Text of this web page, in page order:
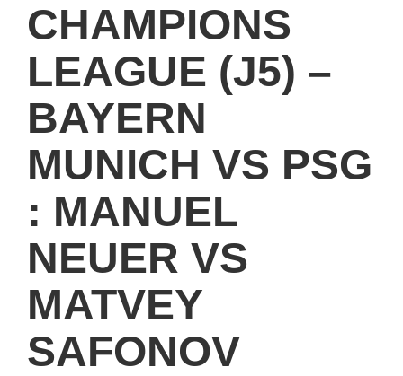
CHAMPIONS
LEAGUE (J5) –
BAYERN
MUNICH VS PSG
: MANUEL
NEUER VS
MATVEY
SAFONOV